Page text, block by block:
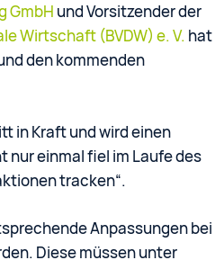
GmbH und Vorsitzender der
Wirtschaft (BVDW) e. V. hat
den kommenden
in Kraft und wird einen
einmal fiel im Laufe des
tracken“.
Anpassungen bei
Diese müssen unter